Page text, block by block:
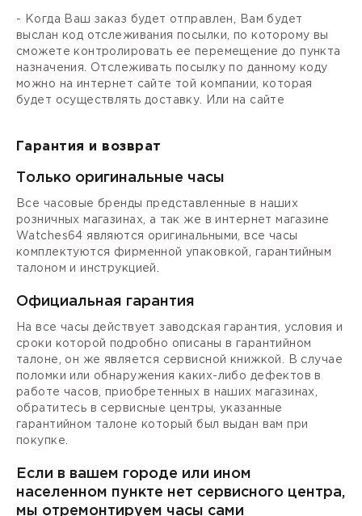
- Когда Ваш заказ будет отправлен, Вам будет
выслан код отслеживания посылки, по которому вы
сможете контролировать ее перемещение до пункта
назначения. Отслеживать посылку по данному коду
можно на интернет сайте той компании, которая
будет осуществлять доставку. Или на сайте
Гарантия и возврат
Только оригинальные часы
Все часовые бренды представленные в наших
розничных магазинах, а так же в интернет магазине
Watches64 являются оригинальными, все часы
комплектуются фирменной упаковкой, гарантийным
талоном и инструкцией.
Официальная гарантия
На все часы действует заводская гарантия, условия и
сроки которой подробно описаны в гарантийном
талоне, он же является сервисной книжкой. В случае
поломки или обнаружения каких-либо дефектов в
работе часов, приобретенных в наших магазинах,
обратитесь в сервисные центры, указанные
гарантийном талоне который был выдан вам при
покупке.
Если в вашем городе или ином
населенном пункте нет сервисного центра,
мы отремонтируем часы сами